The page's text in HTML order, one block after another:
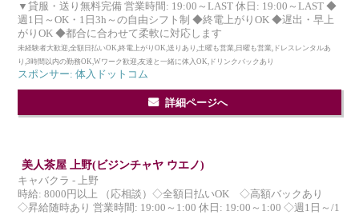
▼貸服・送り無料完備 営業時間: 19:00～LAST 休日: 19:00～LAST ◆
週1日～OK・1日3h～の自由シフト制 ◆終電上がりOK ◆遅出・早上
がりOK ◆都合に合わせて柔軟に対応します
未経験者大歓迎,全額日払いOK,終電上がりOK,送りあり,土曜も営業,日曜も営業,ドレスレンタルあ
り,3時間以内の勤務OK,Wワーク歓迎,友達と一緒に体入OK,ドリンクバックあり
スポンサー: 体入ドットコム
詳細ページへ
美人茶屋 上野(ビジンチャヤ ウエノ)
キャバクラ - 上野
時給: 8000円以上 （応相談）◇全額日払いOK ◇高額バックあり
◇昇給随時あり 営業時間: 19:00～1:00 休日: 19:00～1:00 ◇週1日～/1